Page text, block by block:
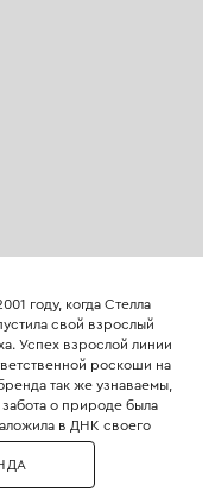
году, когда Стелла
свой взрослый
Успех взрослой линии
роскоши на
так же узнаваемы,
о природе была
в ДНК своего
экологичные
полиэстер, вискозу
материалы. Яркие